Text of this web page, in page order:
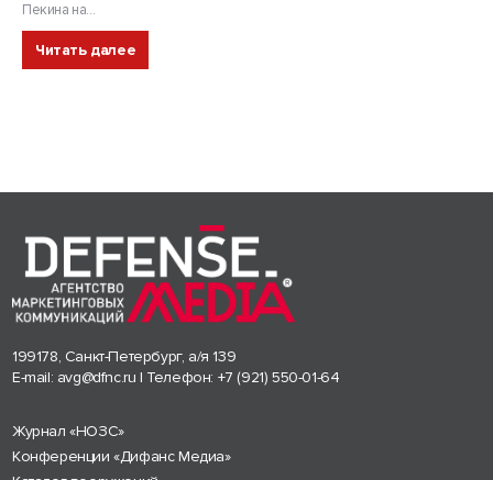
Пекина на...
Читать далее
199178, Санкт-Петербург, а/я 139
E-mail: avg@dfnc.ru | Телефон: +7 (921) 550-01-64
Журнал «НОЗС»
Конференции «Дифанс Медиа»